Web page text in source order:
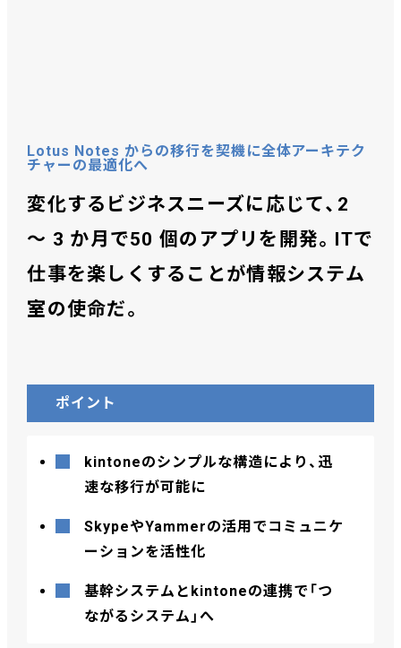
変化するビジネスニーズに応じて、2
～ 3 か月で50 個のアプリを開発。 ITで
仕事を楽しくすることが情報システム
室の使命だ。
Lotus Notes からの移行を契機に全体アーキテク
チャーの最適化へ
ポイント
kintoneのシンプルな構造により、迅
速な移行が可能に
SkypeやYammerの活用でコミュニケ
ーションを活性化
基幹システムとkintoneの連携で「つ
ながるシステム」へ